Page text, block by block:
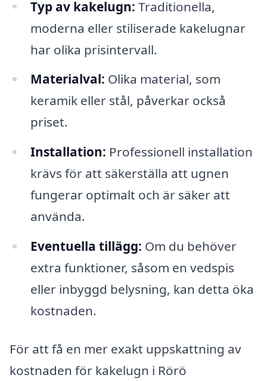
Typ av kakelugn: Traditionella,
moderna eller stiliserade kakelugnar
har olika prisintervall.
Materialval: Olika material, som
keramik eller stål, påverkar också
priset.
Installation: Professionell installation
krävs för att säkerställa att ugnen
fungerar optimalt och är säker att
använda.
Eventuella tillägg: Om du behöver
extra funktioner, såsom en vedspis
eller inbyggd belysning, kan detta öka
kostnaden.
För att få en mer exakt uppskattning av
kostnaden för kakelugn i Rörö